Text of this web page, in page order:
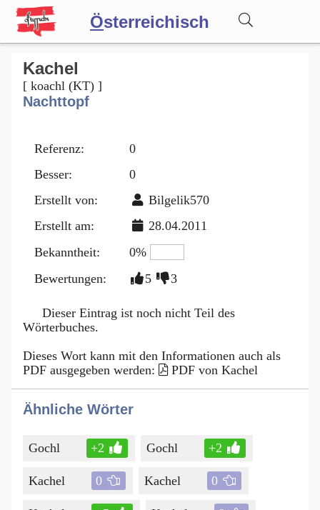
Österreichisch
Wörterbuch
Forum
Blog
Kachel
[ koachl (KT) ]
Nachttopf
Referenz:
0
Besser:
0
Erstellt von:
Bilgelik570
Erstellt am:
28.04.2011
Bekanntheit:
0%
Bewertungen:
5 3
Dieser Eintrag ist noch nicht Teil des
Wörterbuches.
Dieses Wort kann mit den Informationen auch als
PDF ausgegeben werden:
PDF von Kachel
Ähnliche Wörter
Gochl +2 Gochl +2
Kachel 0 Kachel 0